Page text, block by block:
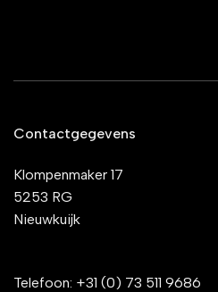
Contactgegevens
Klompenmaker 17
5253 RG
Nieuwkuijk
Telefoon: +31 (0) 73 511 9686